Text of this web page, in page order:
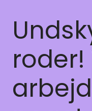
roder!